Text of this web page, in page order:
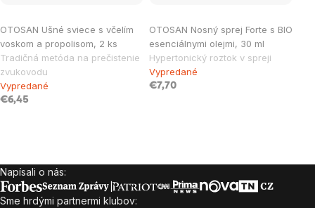
OTOSAN Ušné sviece s včelím
voskom a propolisom, 2 ks
Tradičná metóda na prečistenie
zvukovodu
Vypredané
€6,45
OTOSAN Nosný sprej Forte s BIO
esenciálnymi olejmi, 30 ml
Hypertonický roztok v spreji
Vypredané
€7,70
prvky
výpisu
Zápätie
Napísali o nás:
Sme hrdými partnermi klubov: